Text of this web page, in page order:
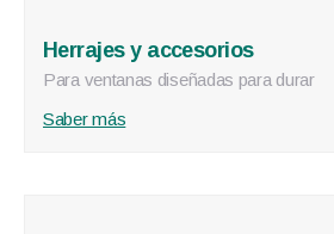
Herrajes y accesorios
Para ventanas diseñadas para durar
Saber más